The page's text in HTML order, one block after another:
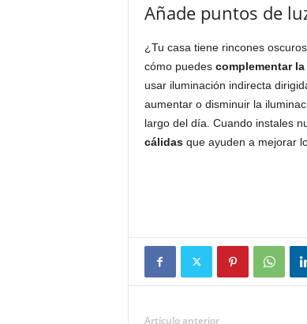
Añade puntos de
¿Tu casa tiene rincones
cómo puedes complementar
usar iluminación indirecta
aumentar o disminuir la
largo del día. Cuando instales
cálidas que ayuden a mejorar
Artículo anterior